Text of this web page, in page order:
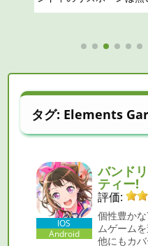
タグ: Elements
IOS
Android
バンド
ティー!
評価:
個性豊か
ムゲーム
他にもカ